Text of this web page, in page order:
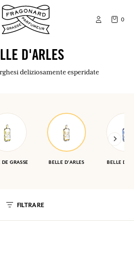
0
D'ARLES
deliziosamente esperidate
DE GRASSE BELLE D'ARLES BELLE DE
FILTRARE